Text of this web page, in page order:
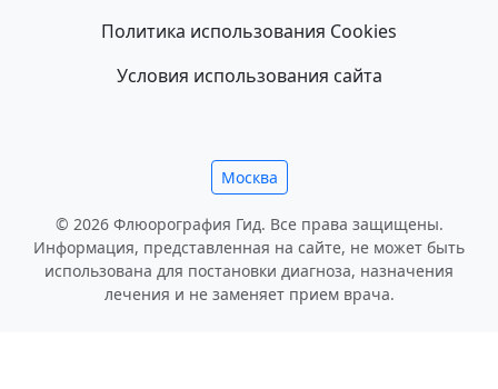
Политика использования Cookies
Условия использования сайта
Москва
© 2026 Флюорография Гид. Все права защищены.
Информация, представленная на сайте, не может быть
использована для постановки диагноза, назначения
лечения и не заменяет прием врача.